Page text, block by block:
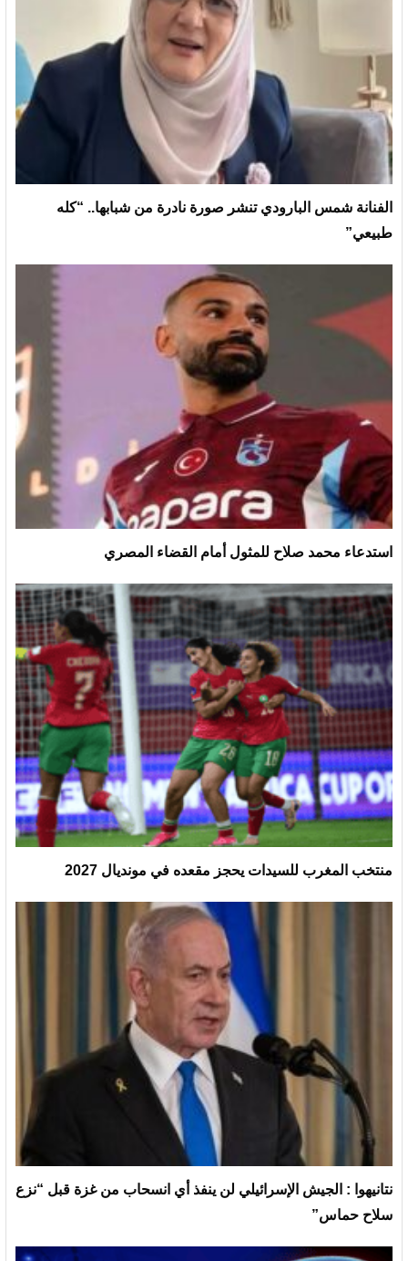
الفنانة شمس البارودي تنشر صورة نادرة من شبابها.. “كله
طبيعي”
استدعاء محمد صلاح للمثول أمام القضاء المصري
منتخب المغرب للسيدات يحجز مقعده في مونديال 2027
نتانيهوا : الجيش الإسرائيلي لن ينفذ أي انسحاب من غزة قبل “نزع
سلاح حماس”